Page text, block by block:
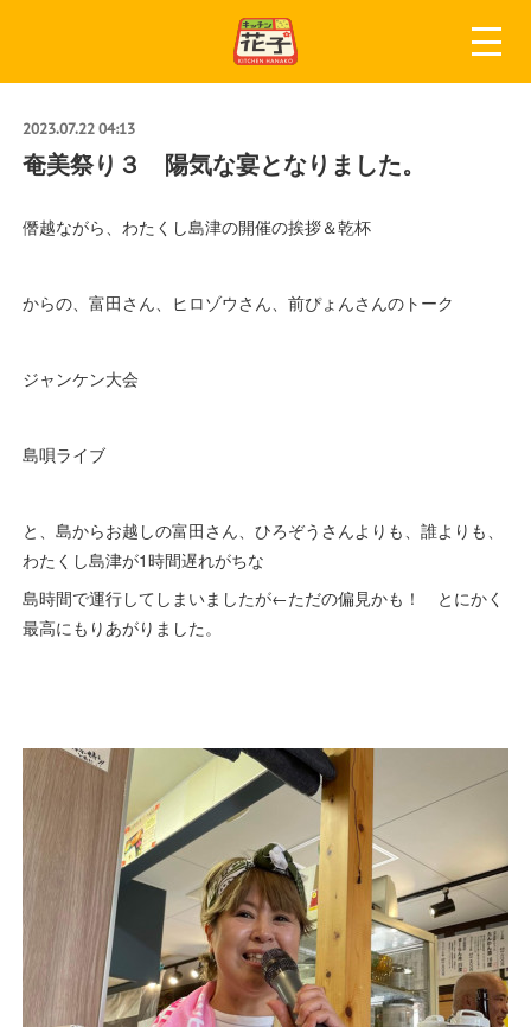
2023.07.22 04:13
奄美祭り３ 陽気な宴となりました。
僭越ながら、わたくし島津の開催の挨拶＆乾杯
からの、富田さん、ヒロゾウさん、前ぴょんさんのトーク
ジャンケン大会
島唄ライブ
と、島からお越しの富田さん、ひろぞうさんよりも、誰よりも、
わたくし島津が1時間遅れがちな
島時間で運行してしまいましたが←ただの偏見かも！ とにかく
最高にもりあがりました。